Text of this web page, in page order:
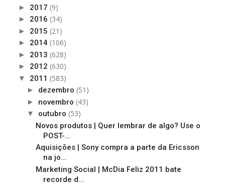
► 2017 (9)
► 2016 (34)
► 2015 (21)
► 2014 (106)
► 2013 (628)
► 2012 (630)
▼ 2011 (583)
► dezembro (51)
► novembro (43)
▼ outubro (53)
Novos produtos | Quer lembrar de algo? Use o
POST-...
Aquisições | Sony compra a parte da Ericsson
na jo...
Marketing Social | McDia Feliz 2011 bate
recorde d...